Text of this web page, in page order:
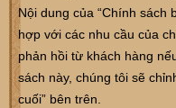
Nội dung của “Chính sách
hợp với các nhu cầu của
phản hồi từ khách hàng
sách này, chúng tôi sẽ
cuối” bên trên.